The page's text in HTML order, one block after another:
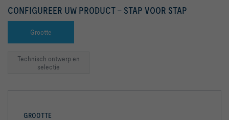
CONFIGUREER UW PRODUCT – STAP VOOR STAP
Grootte
Technisch ontwerp en
selectie
GROOTTE